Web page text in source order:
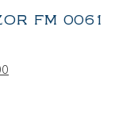
FM 0061